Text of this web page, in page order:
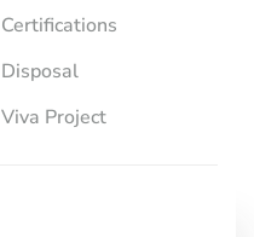
Certifications
Disposal
Viva Project